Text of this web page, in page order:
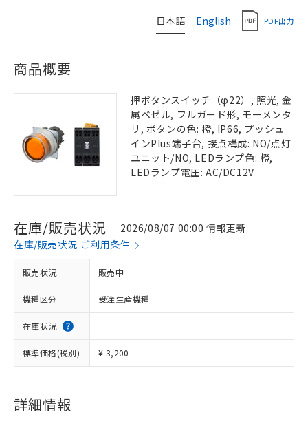
日本語 English PDF出力
商品概要
押ボタンスイッチ（φ22）, 照光, 金
属ベゼル, フルガード形, モーメンタ
リ, ボタンの色: 橙, IP66, プッシュ
インPlus端子台, 接点構成: NO/点灯
ユニット/NO, LEDランプ色: 橙,
LEDランプ電圧: AC/DC12V
在庫/販売状況
2026/08/07 00:00 情報更新
在庫/販売状況 ご利用条件
販売状況 販売中
機種区分 受注生産機種
在庫状況
標準価格(税別) ¥ 3,200
詳細情報